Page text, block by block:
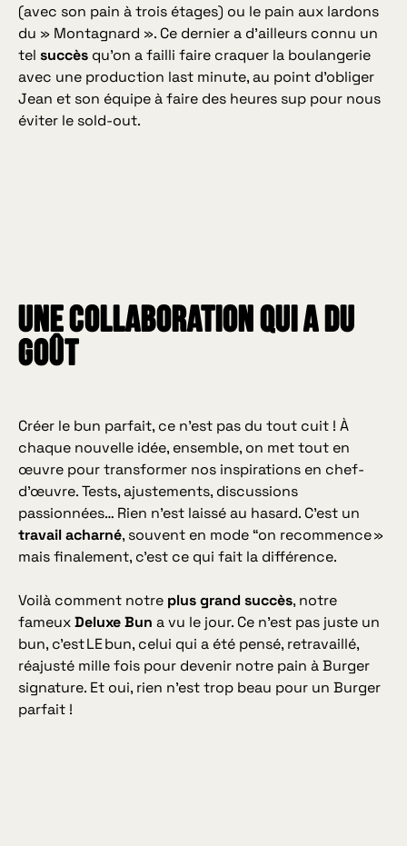
(avec son pain à trois étages) ou le pain aux lardons
du » Montagnard ». Ce dernier a d’ailleurs connu un
tel succèsqu’on a failli faire craquer la boulangerie
avec une production last minute, au point d’obliger
Jean et son équipe à faire des heures sup pour nous
éviter le sold-out.
UNE COLLABORATION QUI A DU
GOÛT
Créer le bun parfait, ce n’est pas du tout cuit ! À
chaque nouvelle idée, ensemble, on met tout en
œuvre pour transformer nos inspirations en chef-
d’œuvre. Tests, ajustements, discussions
passionnées… Rien n’est laissé au hasard. C’est un
travail acharné, souvent en mode “on recommence »
mais finalement, c’est ce qui fait la différence.
Voilà comment notre plus grand succès, notre
fameuxDeluxe Bun a vu le jour. Ce n’est pas juste un
bun, c’estLEbun, celui qui a été pensé, retravaillé,
réajusté mille fois pour devenir notre pain à Burger
signature. Et oui, rien n’est trop beau pour un Burger
parfait !